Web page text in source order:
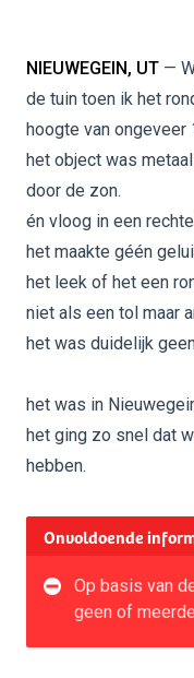
NIEUWEGEIN, UT —
de tuin toen ik het
hoogte van ongeveer
het object was
door de zon.
én vloog in een
het maakte géén
het leek of het een
niet als een tol maar
het was duidelijk
het was in
het ging zo snel dat
hebben.
Onvoldoende
Op basis van
geen of